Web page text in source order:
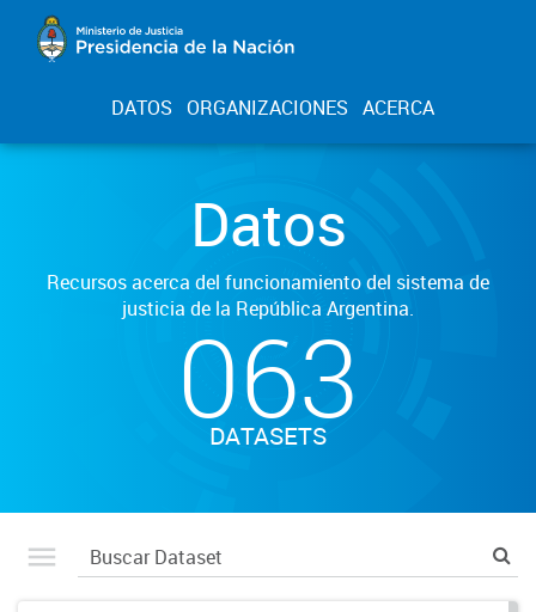
DATOS ORGANIZACIONES ACERCA
Datos
Recursos acerca del funcionamiento del sistema de
justicia de la República Argentina.
063
DATASETS